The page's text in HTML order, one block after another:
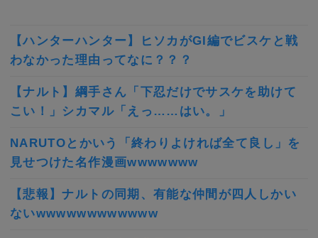
【ハンターハンター】ヒソカがGI編でビスケと戦
わなかった理由ってなに？？？
【ナルト】綱手さん「下忍だけでサスケを助けて
こい！」シカマル「えっ……はい。」
NARUTOとかいう「終わりよければ全て良し」を
見せつけた名作漫画wwwwwww
【悲報】ナルトの同期、有能な仲間が四人しかい
ないwwwwwwwwwwww